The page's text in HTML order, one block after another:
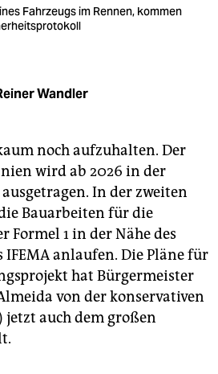
Fahrzeugs im Rennen, kommen
Wandler
noch aufzuhalten. Der
wird ab 2026 in der
In der zweiten
Bauarbeiten für die
Formel 1 in der Nähe des
anlaufen. Die Pläne für
hat Bürgermeister
von der konservativen
jetzt auch dem großen